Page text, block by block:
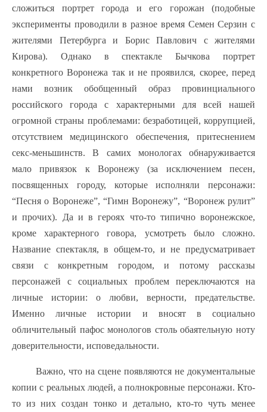
сложиться портрет города и его горожан (подобные
эксперименты проводили в разное время Семен Серзин с
жителями Петербурга и Борис Павлович с жителями
Кирова). Однако в спектакле Бычкова портрет
конкретного Воронежа так и не проявился, скорее, перед
нами возник обобщенный образ провинциального
российского города с характерными для всей нашей
огромной страны проблемами: безработицей, коррупцией,
отсутствием медицинского обеспечения, притеснением
секс-меньшинств. В самих монологах обнаруживается
мало привязок к Воронежу (за исключением песен,
посвященных городу, которые исполняли персонажи:
“Песня о Воронеже”, “Гимн Воронежу”, “Воронеж рулит”
и прочих). Да и в героях что-то типично воронежское,
кроме характерного говора, усмотреть было сложно.
Название спектакля, в общем-то, и не предусматривает
связи с конкретным городом, и потому рассказы
персонажей с социальных проблем переключаются на
личные истории: о любви, верности, предательстве.
Именно личные истории и вносят в социально
обличительный пафос монологов столь обаятельную ноту
доверительности, исповедальности.
Важно, что на сцене появляются не документальные
копии с реальных людей, а полнокровные персонажи. Кто-
то из них создан тонко и детально, кто-то чуть менее